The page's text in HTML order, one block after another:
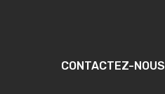
CONTACTEZ-NOUS